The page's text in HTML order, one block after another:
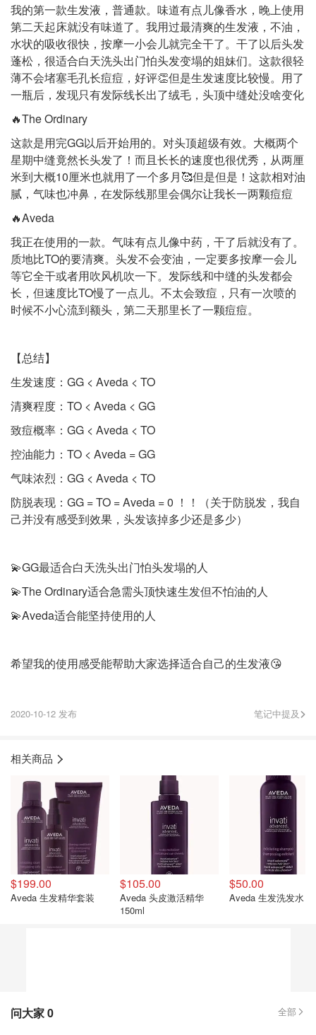
我的第一款生发液，普通款。味道有点儿像香水，晚上使用
第二天起床就没有味道了。我用过最清爽的生发液，不油，
水状的吸收很快，按摩一小会儿就完全干了。干了以后头发
蓬松，很适合白天洗头出门怕头发变塌的姐妹们。这款很轻
薄不会堵塞毛孔长痘痘，好评👏但是生发速度比较慢。用了
一瓶后，发现只有发际线长出了绒毛，头顶中缝处没啥变化
🔥The Ordinary
这款是用完GG以后开始用的。对头顶超级有效。大概两个
星期中缝竟然长头发了！而且长长的速度也很优秀，从两厘
米到大概10厘米也就用了一个多月🥰但是但是！这款相对油
腻，气味也冲鼻，在发际线那里会偶尔让我长一两颗痘痘
🔥Aveda
我正在使用的一款。气味有点儿像中药，干了后就没有了。
质地比TO的要清爽。头发不会变油，一定要多按摩一会儿
等它全干或者用吹风机吹一下。发际线和中缝的头发都会
长，但速度比TO慢了一点儿。不太会致痘，只有一次喷的
时候不小心流到额头，第二天那里长了一颗痘痘。
【总结】
生发速度：GG < Aveda < TO
清爽程度：TO < Aveda < GG
致痘概率：GG < Aveda < TO
控油能力：TO < Aveda = GG
气味浓烈：GG < Aveda < TO
防脱表现：GG = TO = Aveda = 0 ！！（关于防脱发，我自
己并没有感受到效果，头发该掉多少还是多少）
💫GG最适合白天洗头出门怕头发塌的人
💫The Ordinary适合急需头顶快速生发但不怕油的人
💫Aveda适合能坚持使用的人
希望我的使用感受能帮助大家选择适合自己的生发液😘
2020-10-12 发布 笔记中提及
相关商品
$199.00
Aveda 生发精华套装
$105.00
Aveda 头皮激活精华
150ml
$50.00
Aveda 生发洗发水
问大家0 全部